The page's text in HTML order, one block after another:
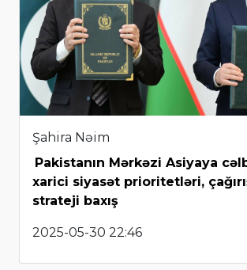
Şahira Nəim
Pakistanın Mərkəzi Asiyaya
xarici siyasət prioritetləri,
strateji baxış
2025-05-30 22:46